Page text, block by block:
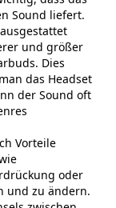
Sound liefert.
und größer
Dies
das Headset
der Sound oft
Vorteile
oder
und zu ändern.